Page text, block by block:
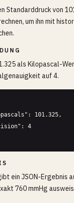
Standarddruck von
um ihn mit
als Kilopascal-
auf 4.
ein JSON-Ergebnis
760 mmHg